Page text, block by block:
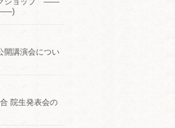
――)
開講演会につい
院生発表会の